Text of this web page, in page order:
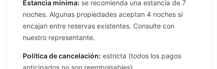
Estancia mínima: se recomienda una estancia de 7
noches. Algunas propiedades aceptan 4 noches si
encajan entre reservas existentes. Consulte con
nuestro representante.
Política de cancelación: estricta (todos los pagos
anticipados no son reembolsables).